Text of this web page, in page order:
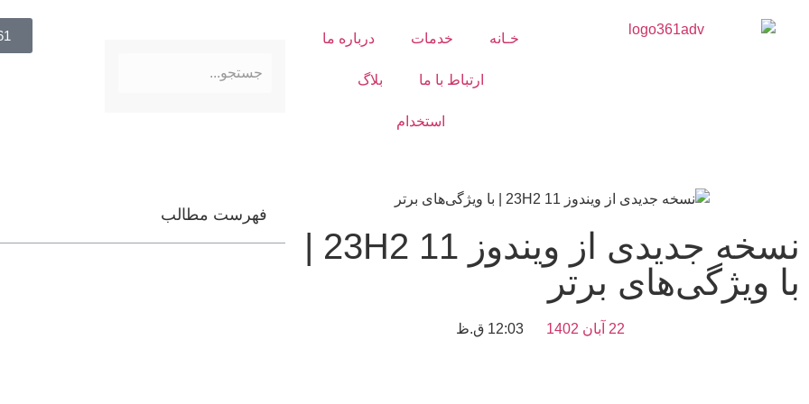
خـانه خدمات درباره ما
ارتباط با ما بلاگ
استخدام
نسخه جدیدی از ویندوز 11 23H2 |
با ویژگی‌های برتر
22 آبان 1402 12:03 ق.ظ
فهرست مطالب